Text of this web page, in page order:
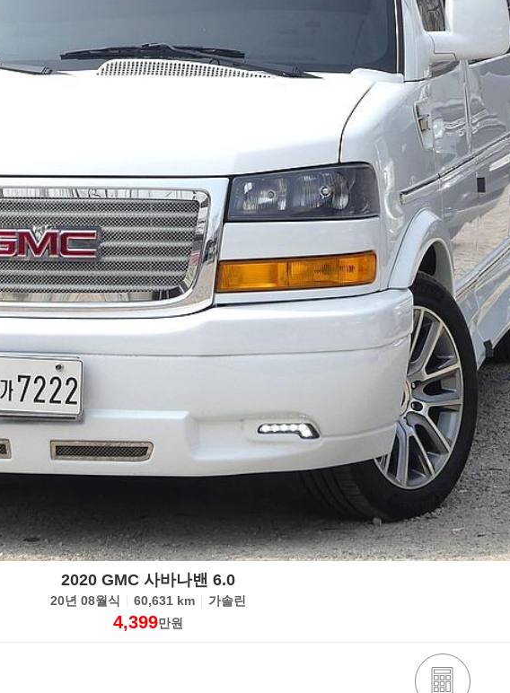
2020 GMC 사바나밴 6.0
20년 08월식 60,631 km 가솔린
4,399만원